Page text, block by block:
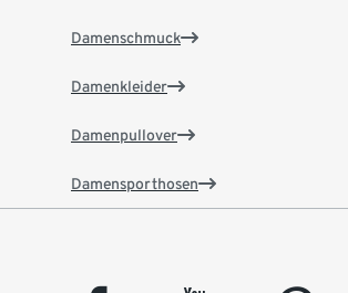
Damenschmuck
Damenkleider
Damenpullover
Damensporthosen